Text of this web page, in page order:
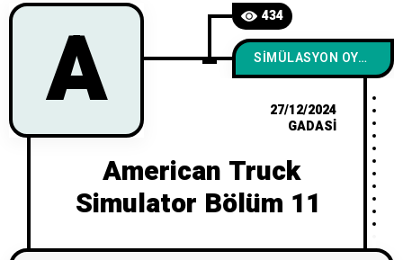
A 434
SIMÜLASYON OYUNLARI
27/12/2024
GADASI
American Truck
Simulator Bölüm 11